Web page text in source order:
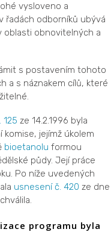
vysloveno a
řadách odborníků ubývá
obnovitelných a
s postavením tohoto
a s náznakem cílů, které
125 ze 14.2.1996 byla
jejímž úkolem
bioetanolu formou
půdy. Její práce
Po níže uvedených
usnesení č. 420 ze dne
programu byla